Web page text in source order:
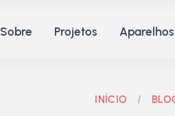
Sobre Projetos
INÍCIO /